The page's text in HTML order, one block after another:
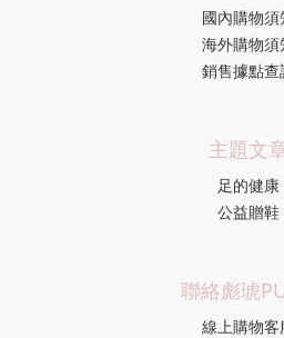
國內購物須
海外購物須
銷售據點查
主題文
足的健康
公益贈鞋
聯絡彪琥
線上購物客